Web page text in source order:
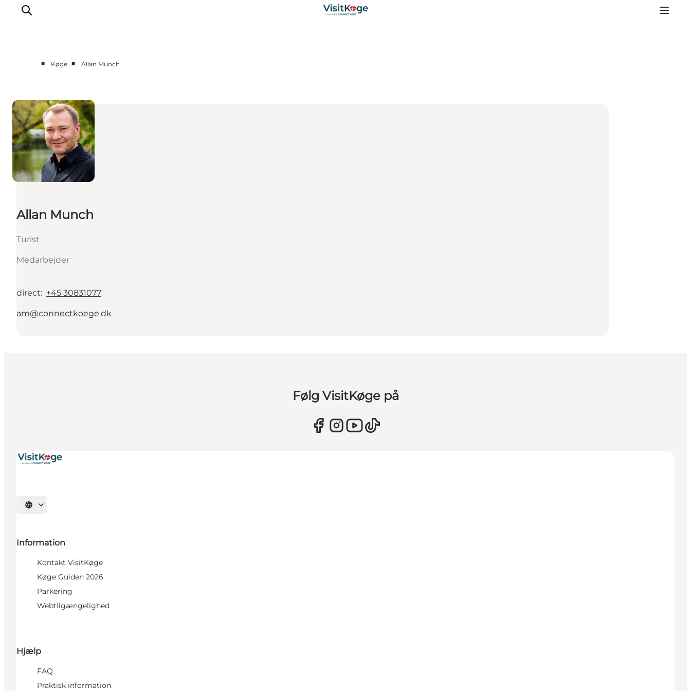
Oplevelser
Kano
Det sker
Spisesteder
Overnatning
Outdoor
■ Køge ■ Allan Munch
Allan Munch
Turist
Medarbejder
direct: +45 30831077
am@connectkoege.dk
Følg VisitKøge på
Vælg sprog
Information
Kontakt VisitKøge
Køge Guiden 2026
Parkering
Webtilgængelighed
Hjælp
FAQ
Praktisk information